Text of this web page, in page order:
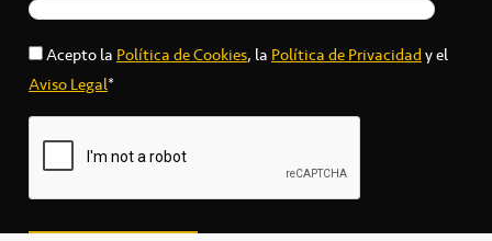
Acepto laPolítica de Cookies, laPolítica de Privacidady el
Aviso Legal*